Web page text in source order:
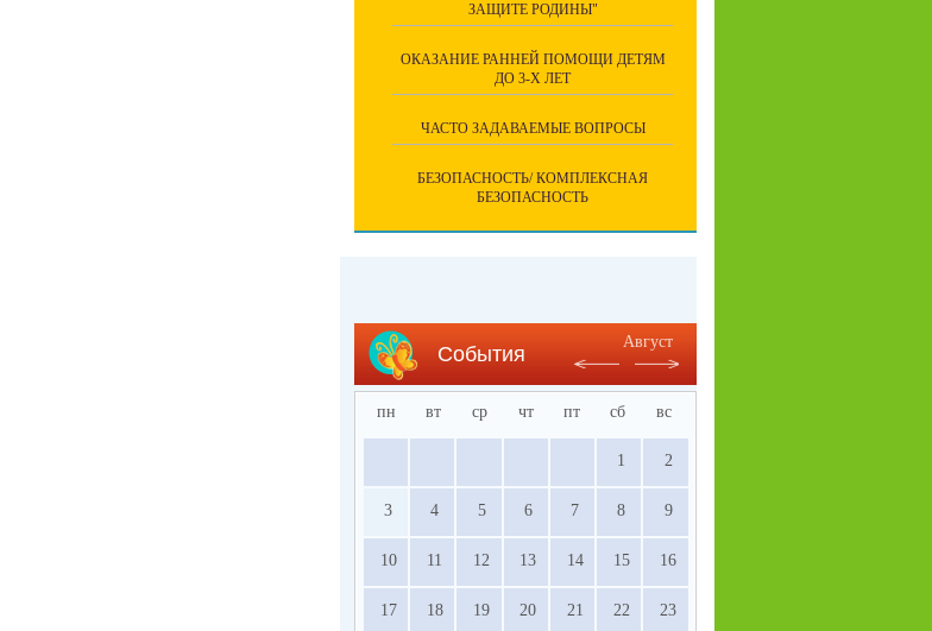
ЗАЩИТЕ РОДИНЫ"
ОКАЗАНИЕ РАННЕЙ ПОМОЩИ ДЕТЯМ
ДО 3-Х ЛЕТ
ЧАСТО ЗАДАВАЕМЫЕ ВОПРОСЫ
БЕЗОПАСНОСТЬ/ КОМПЛЕКСНАЯ
БЕЗОПАСНОСТЬ
События
Август
пн вт ср чт пт сб вс
1 2
3 4 5 6 7 8 9
10 11 12 13 14 15 16
17 18 19 20 21 22 23